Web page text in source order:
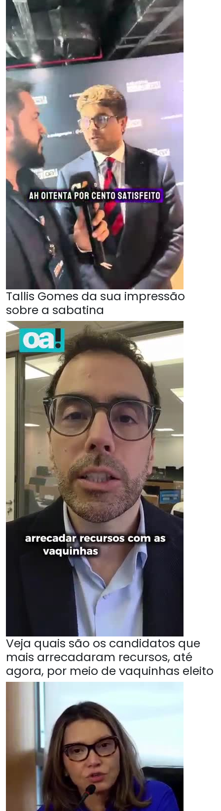
Tallis Gomes da sua impressão
sobre a sabatina
Veja quais são os candidatos que
mais arrecadaram recursos, até
agora, por meio de vaquinhas eleito